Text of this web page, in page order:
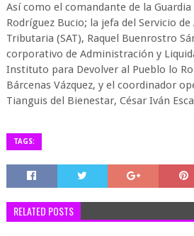
Así como el comandante de la
Rodríguez Bucio; la jefa del Servicio
Tributaria (SAT), Raquel Buenrostro
corporativo de Administración y
Instituto para Devolver al Pueblo lo
Bárcenas Vázquez, y el coordinador
Tianguis del Bienestar, César Iván
TAGS:
RELATED POSTS